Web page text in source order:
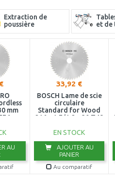
Extraction de
poussière
et de
mm
AU
33,92 €
BOSCH Lame de scie
circulaire
Standard for Wood
216 x 1,7/1,2 x 30 T48
EN STOCK
AJOUTER AU
PANIER
Au comparatif